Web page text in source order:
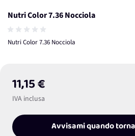
Nutri Color 7.36 Nocciola
Nutri Color 7.36 Nocciola
11,15 €
IVA inclusa
Avvisami quando